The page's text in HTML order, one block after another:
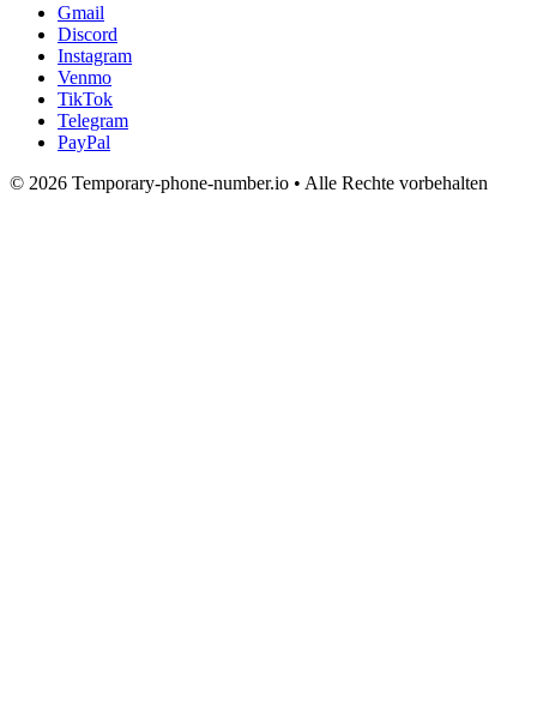
Gmail
Discord
Instagram
Venmo
TikTok
Telegram
PayPal
© 2026 Temporary-phone-number.io • Alle Rechte vorbehalten